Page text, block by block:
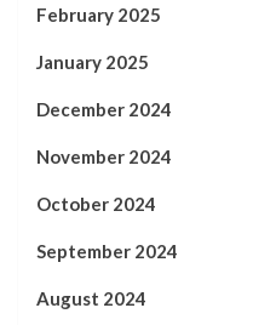
February 2025
January 2025
December 2024
November 2024
October 2024
September 2024
August 2024